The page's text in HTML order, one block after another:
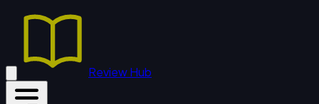
Review Hub